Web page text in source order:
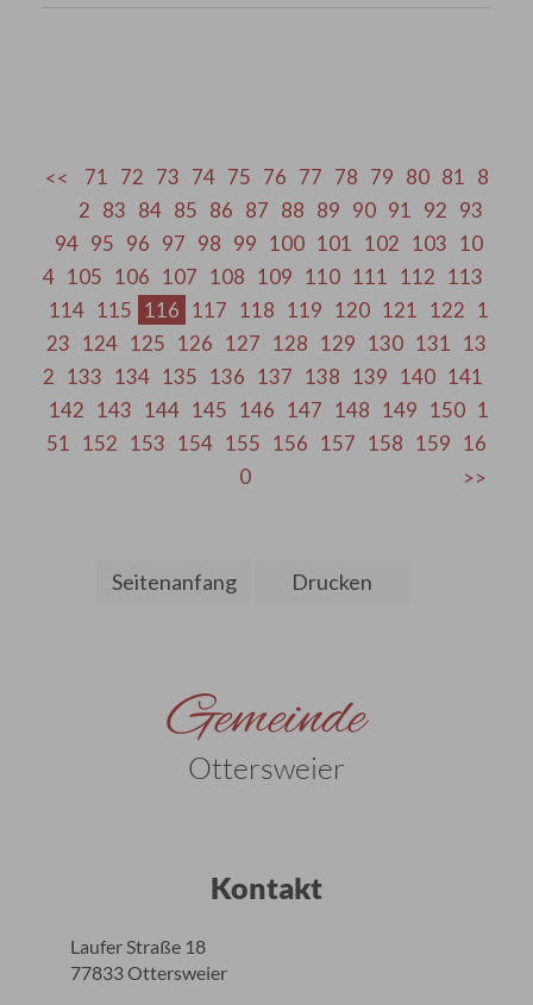
71 72 73 74 75 76 77 78 79 80 81
8
2 83 84 85 86 87 88 89 90 91 92 93
94 95 96 97 98 99 100 101 102 103 10
4 105 106 107 108 109 110 111 112 113
114 115 116 117 118 119 120 121 122 1
23 124 125 126 127 128 129 130 131
13
2 133 134 135 136 137 138 139 140 141
142 143 144 145 146 147 148 149 150 1
51
152 153 154 155 156 157 158 159 16
0
Seitenanfang Drucken
Gemeinde
Ottersweier
Kontakt
Laufer Straße 18
77833 Ottersweier